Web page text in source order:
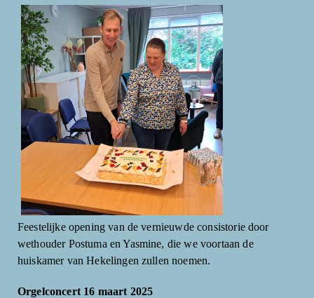
Feestelijke opening van de vernieuwde consistorie door
wethouder Postuma en Yasmine, die we voortaan de
huiskamer van Hekelingen zullen noemen.
Orgelconcert 16 maart 2025